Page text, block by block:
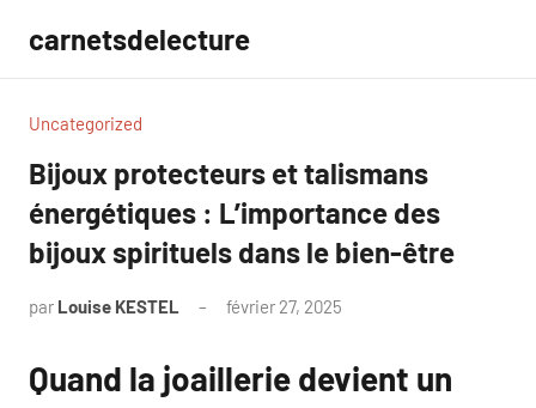
contenu
carnetsdelecture
Uncategorized
Bijoux protecteurs et talismans
énergétiques : L’importance des
bijoux spirituels dans le bien-être
par Louise KESTEL février 27, 2025
Quand la joaillerie devient un